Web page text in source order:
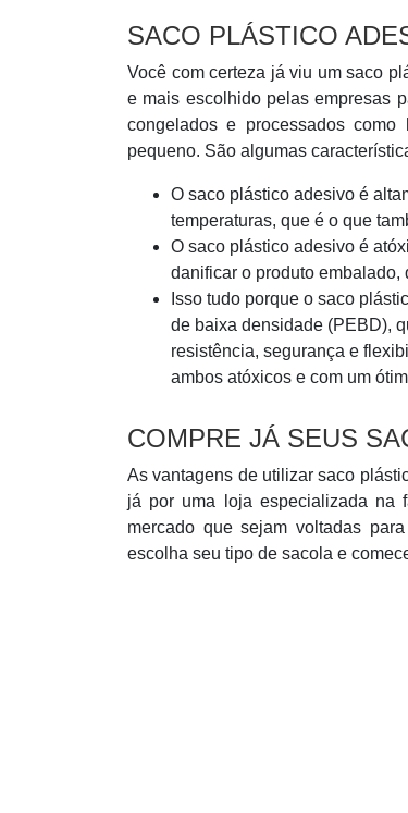
SACO PLÁSTICO
Você com certeza já viu um saco
e mais escolhido pelas empresas
congelados e processados
pequeno. São algumas
O saco plástico adesivo é
temperaturas, que é o que
O saco plástico adesivo é
danificar o produto
Isso tudo porque o saco
de baixa densidade (PEBD),
resistência, segurança e
ambos atóxicos e com um
COMPRE JÁ SEUS
As vantagens de utilizar saco
já por uma loja especializada na
mercado que sejam voltadas
escolha seu tipo de sacola e